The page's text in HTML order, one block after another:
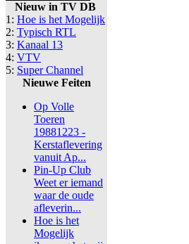
Nieuw in TV DB
1: Hoe is het Mogelijk
2: Typisch RTL
3: Kanaal 13
4: VTV
5: Super Channel
Nieuwe Feiten
Op Volle
Toeren
19881223 -
Kerstaflevering
vanuit Ap...
Pin-Up Club
Weet er iemand
waar de oude
afleverin...
Hoe is het
Mogelijk